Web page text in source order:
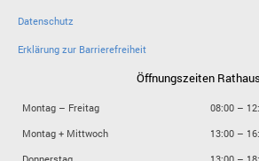
Datenschutz
Erklärung zur Barrierefreiheit
Öffnungszeiten Rathaus
Montag – Freitag
08:00 –
Montag + Mittwoch
13:00 –